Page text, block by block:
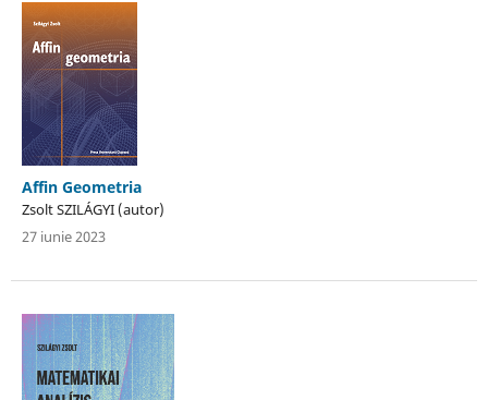
Affin Geometria
Zsolt SZILÁGYI (autor)
27 iunie 2023